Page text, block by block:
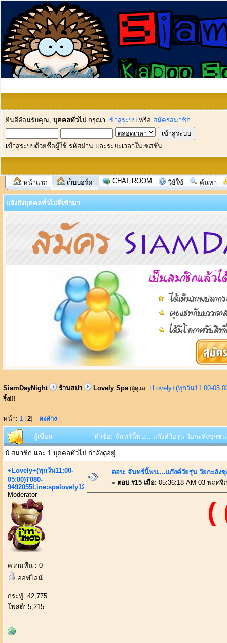
ยินดีต้อนรับคุณ, บุคคลทั่วไป กรุณา เข้าสู่ระบบ หรือ สมัครสมาชิก
เข้าสู่ระบบด้วยชื่อผู้ใช้ รหัสผ่าน และระยะเวลาในเซสชั่น
หน้าแรก เว็บบอร์ด CHAT ROOM วิธีใช้ ค้นหา
แจ้งถึงบุคคลทั่วไปที่เข้ามา
SiamDayNight ร้านสปา Lovely Spa (ผู้ดูแล: +Lovely+(ทุกวัน11:00-
ริ้ง!!!
หน้า: 1 [2] ลงล่าง
ผู้เขียน หัวข้อ: จันทร์นี้พบ....แก๊งค์วัยรุ่น วัยกะลังซุกซ
0 สมาชิก และ 1 บุคคลทั่วไป กำลังดูอยู่
+Lovely+(ทุกวัน11:00-
05:00)T080-
9492055Line:spalovely123
Moderator
ความหื่น : 0
ออฟไลน์
กระทู้: 42,775
โพสต์: 5,215
ตอบ: จันทร์นี้พบ....แก๊งค์วัยรุ่น วัยกะลัง
« ตอบ #15 เมื่อ: 05:36:18 AM 03 พฤศจิ